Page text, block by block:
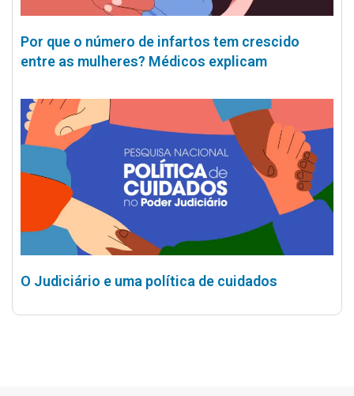
Por que o número de infartos tem crescido
entre as mulheres? Médicos explicam
O Judiciário e uma política de cuidados